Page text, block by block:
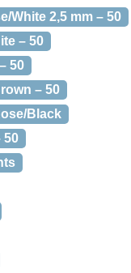
White 2,5 mm – 50
– 50
50
– 50
Black
50